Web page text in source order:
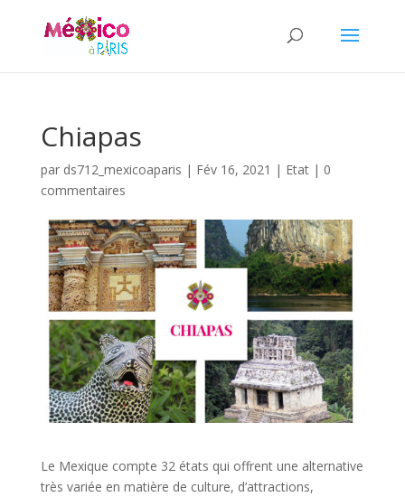
Chiapas
par ds712_mexicoaparis | Fév 16, 2021 | Etat| 0
commentaires
Le Mexique compte 32 états qui offrent une alternative
très variée en matière de culture, d’attractions,